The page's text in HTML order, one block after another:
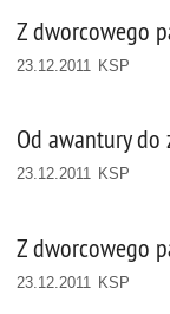
Z dworcowego
23.12.2011 KSP
Od awantury do
23.12.2011 KSP
Z dworcowego
23.12.2011 KSP